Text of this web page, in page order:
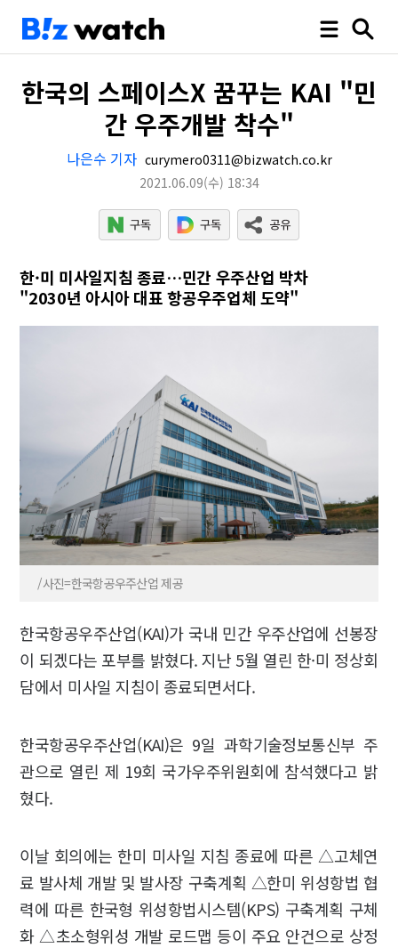
한국의 스페이스X 꿈꾸는 KAI "민
간 우주개발 착수"
나은수 기자 curymero0311@bizwatch.co.kr
2021.06.09(수) 18:34
한·미 미사일지침 종료…민간 우주산업 박차
"2030년 아시아 대표 항공우주업체 도약"
/사진=한국항공우주산업 제공
한국항공우주산업(KAI)가 국내 민간 우주산업에 선봉장
이 되겠다는 포부를 밝혔다. 지난 5월 열린 한·미 정상회
담에서 미사일 지침이 종료되면서다.
한국항공우주산업(KAI)은 9일 과학기술정보통신부 주
관으로 열린 제 19회 국가우주위원회에 참석했다고 밝
혔다.
이날 회의에는 한미 미사일 지침 종료에 따른 △고체연
료 발사체 개발 및 발사장 구축계획 △한미 위성항법 협
력에 따른 한국형 위성항법시스템(KPS) 구축계획 구체
화 △초소형위성 개발 로드맵 등이 주요 안건으로 상정